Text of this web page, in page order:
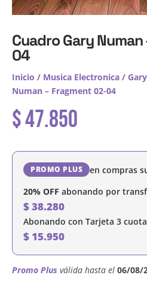
Cuadro Gary
04
Inicio / Musica Electronica /
Numan – Fragment 02-04
$47.850
PROMO PLUS en compras
20% OFF abonando por
$38.280
Abonando con Tarjeta 3
$ 15.950
Promo Plus válida hasta el 06/08/